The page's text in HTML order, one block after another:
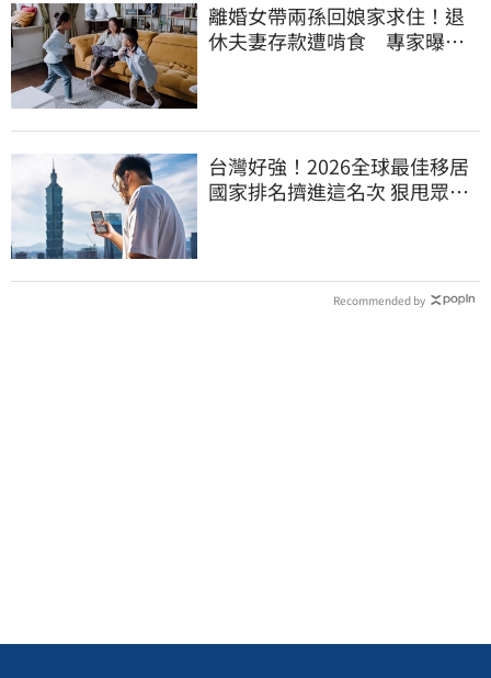
離婚女帶兩孫回娘家求住！退
休夫妻存款遭啃食 專家曝這
台灣好強！2026全球最佳移居
國家排名擠進這名次 狠甩眾多
Recommended by